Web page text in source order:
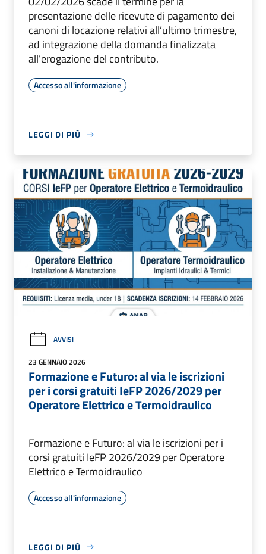
presentazione delle ricevute di pagamento dei
canoni di locazione relativi all’ultimo trimestre,
ad integrazione della domanda finalizzata
all’erogazione del contributo.
Accesso all'informazione
LEGGI DI PIÙ
AVVISI
23 GENNAIO 2026
Formazione e Futuro: al via le iscrizioni
per i corsi gratuiti IeFP 2026/2029 per
Operatore Elettrico e Termoidraulico
Formazione e Futuro: al via le iscrizioni per i
corsi gratuiti IeFP 2026/2029 per Operatore
Elettrico e Termoidraulico
Accesso all'informazione
LEGGI DI PIÙ